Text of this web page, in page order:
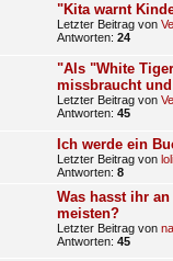
"Kita warnt
Letzter Beitrag von
Antworten: 24
"Als "White
missbraucht
Letzter Beitrag von
Antworten: 45
Ich werde ein
Letzter Beitrag von
Antworten: 8
Was hasst ihr
meisten?
Letzter Beitrag von
Antworten: 45